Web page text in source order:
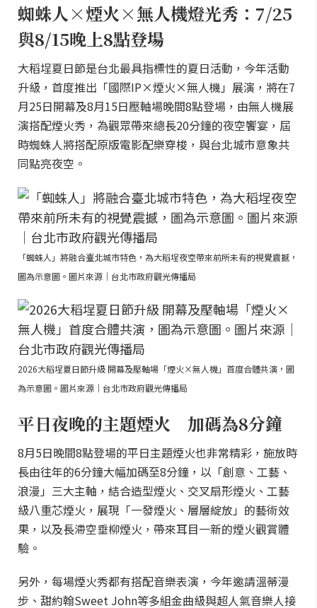
蜘蛛人×煙火×無人機燈光秀：7/25
與8/15晚上8點登場
大稻埕夏日節是台北最具指標性的夏日活動，今年活動
升級，首度推出「國際IP×煙火×無人機」展演，將在7
月25日開幕及8月15日壓軸場晚間8點登場，由無人機展
演搭配煙火秀，為觀眾帶來總長20分鐘的夜空饗宴，屆
時蜘蛛人將搭配原版電影配樂穿梭，與台北城市意象共
同點亮夜空。
「蜘蛛人」將融合臺北城市特色，為大稻埕夜空帶來前所未有的視覺震撼，
圖為示意圖。圖片來源｜台北市政府觀光傳播局
2026大稻埕夏日節升級 開幕及壓軸場「煙火×無人機」首度合體共演，圖
為示意圖。圖片來源｜台北市政府觀光傳播局
平日夜晚的主題煙火 加碼為8分鐘
8月5日晚間8點登場的平日主題煙火也非常精彩，施放時
長由往年的6分鐘大幅加碼至8分鐘，以「創意、工藝、
浪漫」三大主軸，結合造型煙火、交叉扇形煙火、工藝
級八重芯煙火，展現「一發煙火、層層綻放」的藝術效
果，以及長滯空垂柳煙火，帶來耳目一新的煙火觀賞體
驗。
另外，每場煙火秀都有搭配音樂表演，今年邀請溫蒂漫
步、甜約翰Sweet John等多組金曲級與超人氣音樂人接